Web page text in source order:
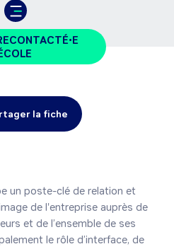
la fiche
un poste-clé de relation et
de l'entreprise auprès de
et de l’ensemble de ses
le rôle d’interface, de